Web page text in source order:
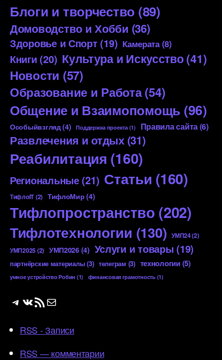
Блоги и творчество (89)
Домоводство и Хобби (36)
Здоровье и Спорт(19) Камерата(8)
Книги (20) Культура и Искусство(41)
Новости (57)
Образование и Работа(54)
Общение и Взаимопомощь (96)
Особыйвзгляд(4) Поддержка проекта(1) Правила сайта(6)
Развлечения и отдых(31)
Реабилитация (160)
Региональные(21) Статьи (160)
ТифлоIT(2) ТифлоМир (4)
Тифлопространство (202)
Тифлотехнологии (130) УМП24(2)
УМП2025(2) УМП2026(4) Услуги и товары (19)
партнёрские материалы(3) телеграм (3) технологии(5)
умное устройство Робин (1) финансовая грамотность(1)
Telegram
ВКонтакте
RSS-лентаПочта
RSS - Записи
RSS — комментарии